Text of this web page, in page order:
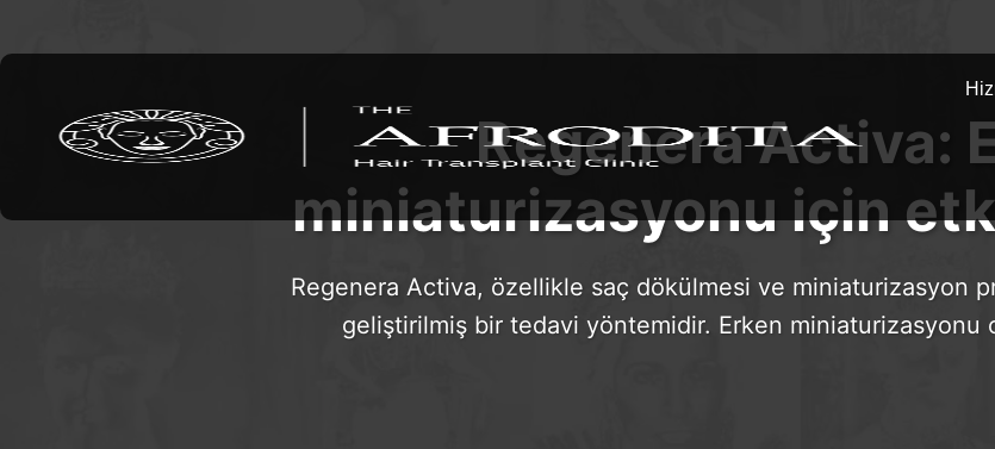
Regenera Activa:
miniaturizasyonu için
Regenera Activa, özellikle saç dökülmesi ve miniaturizasyon
geliştirilmiş bir tedavi yöntemidir. Erken miniaturizasyonu